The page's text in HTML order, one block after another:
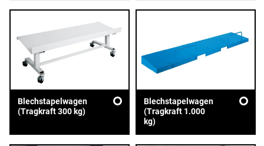
Blechstapelwagen
(Tragkraft 300 kg)
Blechstapelwagen
(Tragkraft 1.000
kg)